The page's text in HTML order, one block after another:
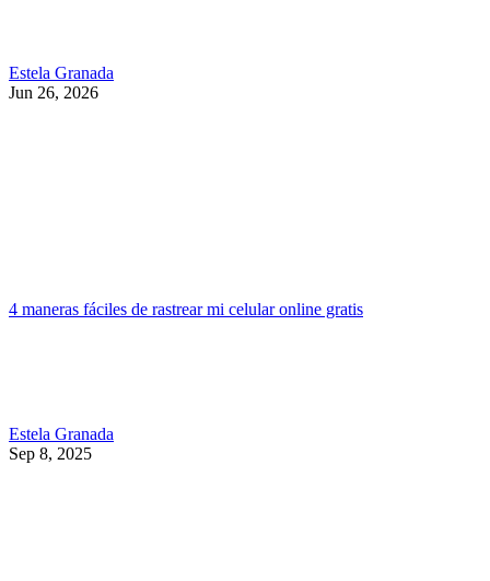
Estela Granada
Jun 26, 2026
4 maneras fáciles de rastrear mi celular online gratis
Estela Granada
Sep 8, 2025